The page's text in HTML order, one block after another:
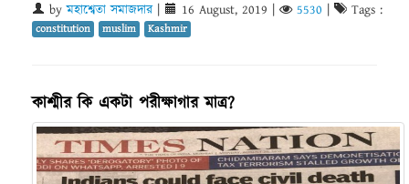
byমহাশ্বেতা সমাজদার| 16 August, 2019 5530 Tags :
constitution muslim Kashmir
কাশ্মীর কি একটা পরীক্ষাগার মাত্র?